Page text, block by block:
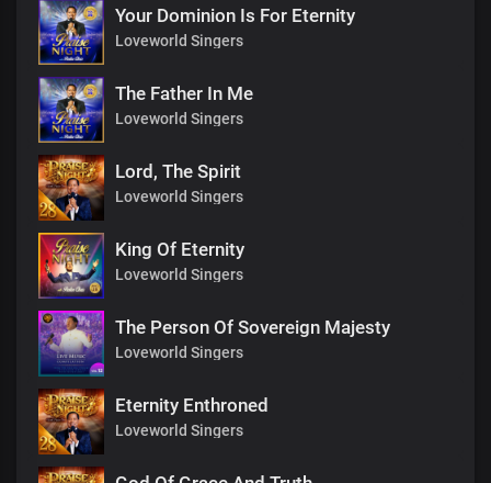
Your Dominion Is For Eternity
Loveworld Singers
The Father In Me
Loveworld Singers
Lord, The Spirit
Loveworld Singers
King Of Eternity
Loveworld Singers
The Person Of Sovereign Majesty
Loveworld Singers
Eternity Enthroned
Loveworld Singers